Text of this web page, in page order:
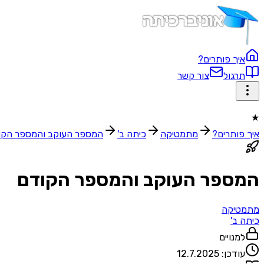
איך פותרים?
תרגול
צור קשר
★
איך פותרים?
מתמטיקה כיתה ב' המספר העוקב והמספר
המספר העוקב והמספר הקודם
מתמטיקה
כיתה ב'
למנויים
עודכן: 12.7.2025